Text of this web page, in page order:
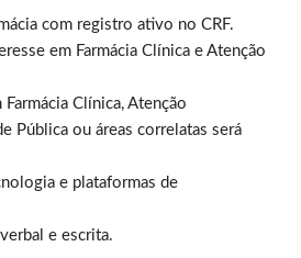
com registro ativo no CRF.
em Farmácia Clínica e Atenção
Farmácia Clínica, Atenção
Pública ou áreas correlatas será
e plataformas de
e escrita.